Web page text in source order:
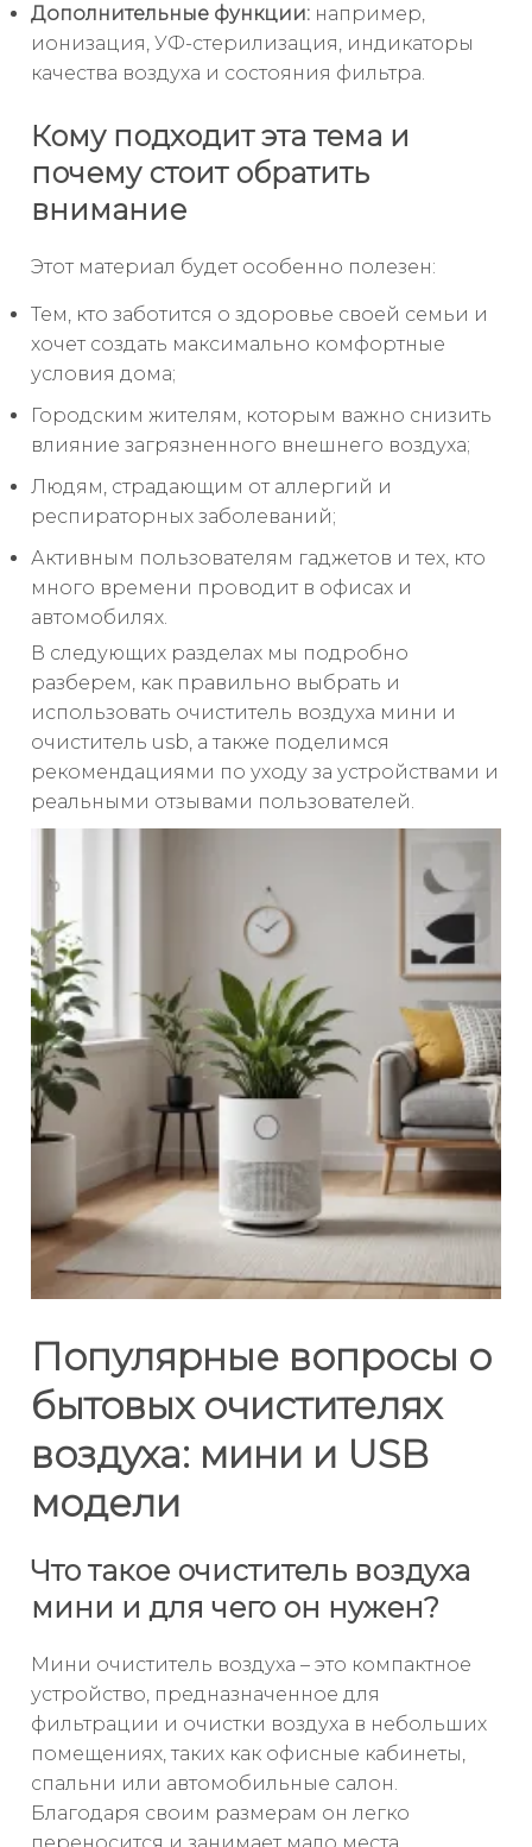
Дополнительные функции: например,
ионизация, УФ-стерилизация, индикаторы
качества воздуха и состояния фильтра.
Кому подходит эта тема и
почему стоит обратить
внимание
Этот материал будет особенно полезен:
Тем, кто заботится о здоровье своей семьи и
хочет создать максимально комфортные
условия дома;
Городским жителям, которым важно снизить
влияние загрязненного внешнего воздуха;
Людям, страдающим от аллергий и
респираторных заболеваний;
Активным пользователям гаджетов и тех, кто
много времени проводит в офисах и
автомобилях.
В следующих разделах мы подробно
разберем, как правильно выбрать и
использовать очиститель воздуха мини и
очиститель usb, а также поделимся
рекомендациями по уходу за устройствами и
реальными отзывами пользователей.
Популярные вопросы о
бытовых очистителях
воздуха: мини и USB
модели
Что такое очиститель воздуха
мини и для чего он нужен?
Мини очиститель воздуха – это компактное
устройство, предназначенное для
фильтрации и очистки воздуха в небольших
помещениях, таких как офисные кабинеты,
спальни или автомобильные салон.
Благодаря своим размерам он легко